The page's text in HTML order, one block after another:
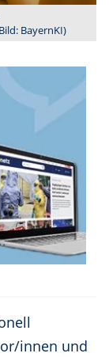
BayernKI)
innen und